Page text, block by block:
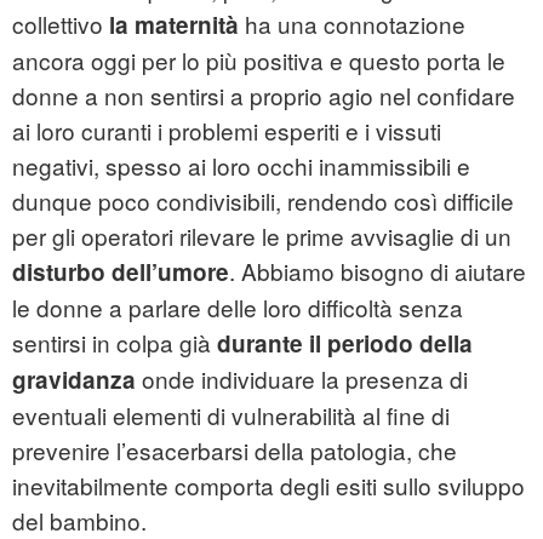
collettivo la maternità ha una connotazione
ancora oggi per lo più positiva e questo porta le
donne a non sentirsi a proprio agio nel confidare
ai loro curanti i problemi esperiti e i vissuti
negativi, spesso ai loro occhi inammissibili e
dunque poco condivisibili, rendendo così difficile
per gli operatori rilevare le prime avvisaglie di un
disturbo dell’umore. Abbiamo bisogno di aiutare
le donne a parlare delle loro difficoltà senza
sentirsi in colpa già durante il periodo della
gravidanza onde individuare la presenza di
eventuali elementi di vulnerabilità al fine di
prevenire l’esacerbarsi della patologia, che
inevitabilmente comporta degli esiti sullo sviluppo
del bambino.